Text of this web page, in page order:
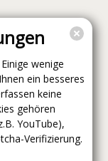
wenige
ein besseres
keine
gehören
YouTube),
Verifizierung.